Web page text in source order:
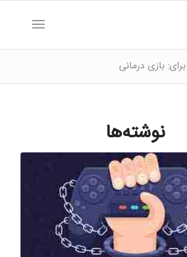
بازی درمانی
نوشته‌ها